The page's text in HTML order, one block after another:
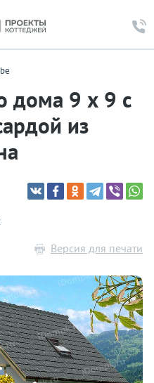
дома 9 х 9 с
из
Версия для печати